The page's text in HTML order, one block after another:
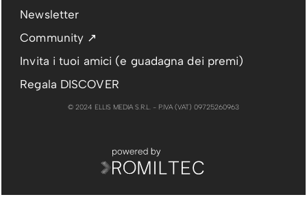
Newsletter
Community ↗
Invita i tuoi amici (e guadagna dei premi)
Regala DISCOVER
© 2024 ELLIS MEDIA S.R.L. - P.IVA (VAT) 09725260963